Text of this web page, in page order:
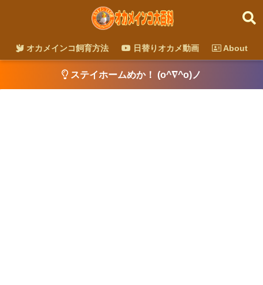
オカメインコ飼育方法 日替りオカメ動画 About
ステイホームめか！ (o^∇^o)ノ